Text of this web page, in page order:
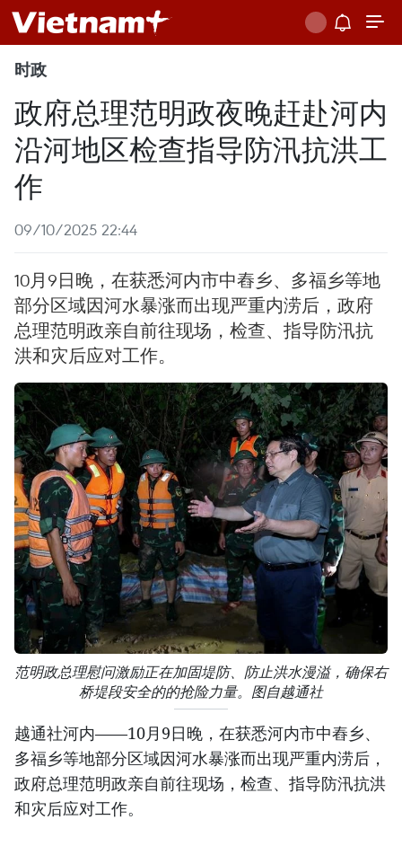
时政
政府总理范明政夜晚赶赴河内
沿河地区检查指导防汛抗洪工
作
09/10/2025 22:44
10月9日晚，在获悉河内市中舂乡、多福乡等地
部分区域因河水暴涨而出现严重内涝后，政府
总理范明政亲自前往现场，检查、指导防汛抗
洪和灾后应对工作。 ​
范明政总理慰问激励正在加固堤防、防止洪水漫溢，确保右
桥堤段安全的的抢险力量。图自越通社
越通社河内——10月9日晚，在获悉河内市中舂乡、
多福乡等地部分区域因河水暴涨而出现严重内涝后，
政府总理范明政亲自前往现场，检查、指导防汛抗洪
和灾后应对工作。